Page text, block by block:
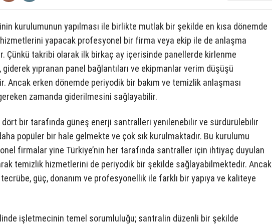
kurulumunun yapılması ile birlikte mutlak bir şekilde en kısa dönemde
hizmetlerini yapacak profesyonel bir firma veya ekip ile de anlaşma
Çünkü takribi olarak ilk birkaç ay içerisinde panellerde kirlenme
yıpranan panel bağlantıları ve ekipmanlar verim düşüşü
Ancak erken dönemde periyodik bir bakım ve temizlik anlaşması
zamanda giderilmesini sağlayabilir.
dört bir tarafında güneş enerji santralleri yenilenebilir ve sürdürülebilir
popüler bir hale gelmekte ve çok sık kurulmaktadır. Bu kurulumu
firmalar yine Türkiye’nin her tarafında santraller için ihtiyaç duyulan
temizlik hizmetlerini de periyodik bir şekilde sağlayabilmektedir. Ancak
güç, donanım ve profesyonellik ile farklı bir yapıya ve kaliteye
işletmecinin temel sorumluluğu; santralin düzenli bir şekilde